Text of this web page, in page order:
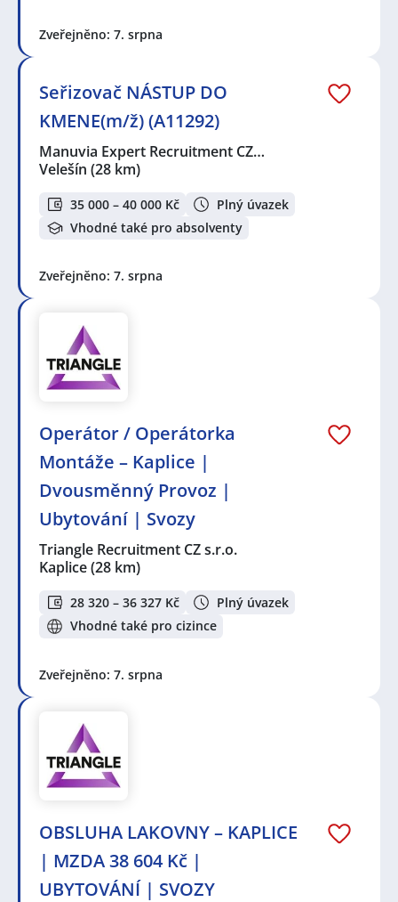
Zveřejněno: 7. srpna
Seřizovač NÁSTUP DO
KMENE(m/ž) (A11292)
Manuvia Expert Recruitment CZ…
Velešín (28 km)
35 000 – 40 000 Kč
Plný úvazek
Vhodné také pro absolventy
Zveřejněno: 7. srpna
Operátor / Operátorka
Montáže – Kaplice |
Dvousměnný Provoz |
Ubytování | Svozy
Triangle Recruitment CZ s.r.o.
Kaplice(28 km)
28 320 – 36 327 Kč
Plný úvazek
Vhodné také pro cizince
Zveřejněno: 7. srpna
OBSLUHA LAKOVNY – KAPLICE
| MZDA 38 604 Kč |
UBYTOVÁNÍ | SVOZY